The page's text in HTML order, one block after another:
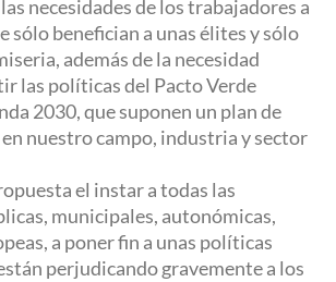
necesidades de los trabajadores a
sólo benefician a unas élites y sólo
además de la necesidad
las políticas del Pacto Verde
2030, que suponen un plan de
nuestro campo, industria y sector
el instar a todas las
municipales, autonómicas,
a poner fin a unas políticas
perjudicando gravemente a los